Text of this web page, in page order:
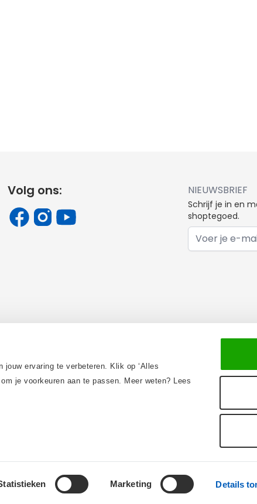
ervaring te verbeteren. Klik op ‘Alles
je voorkeuren aan te passen. Meer weten? Lees
Marketing Details
Volg ons: NIEUWSBRIEF
Schrijf je in en
shoptegoed.
E-mail adres
CookiesAlgemene voorwaardenPrivacy